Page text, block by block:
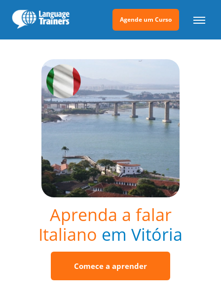
Agende um Curso
Aprenda a falar
Italiano em Vitória
Comece a aprender